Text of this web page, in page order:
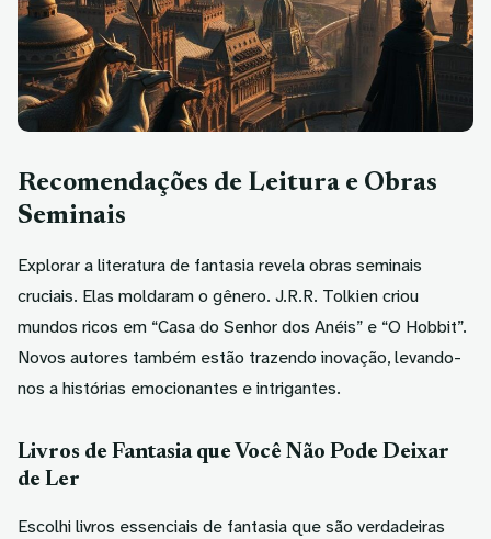
Recomendações de Leitura e Obras
Seminais
Explorar a literatura de fantasia revelaobras seminais
cruciais. Elas moldaram o gênero. J.R.R. Tolkien criou
mundos ricos em “Casa do Senhor dos Anéis” e “O Hobbit”.
Novos autores também estão trazendo inovação, levando-
nos a histórias emocionantes e intrigantes.
Livros de Fantasia que Você Não Pode Deixar
de Ler
Escolhilivros essenciais de fantasiaque são verdadeiras